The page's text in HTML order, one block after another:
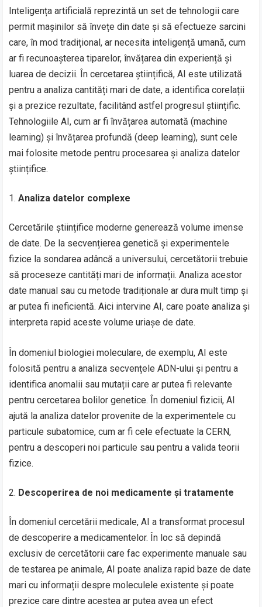
Inteligența artificială reprezintă un set de tehnologii care
permit mașinilor să învețe din date și să efectueze sarcini
care, în mod tradițional, ar necesita inteligență umană, cum
ar fi recunoașterea tiparelor, învățarea din experiență și
luarea de decizii. În cercetarea științifică, AI este utilizată
pentru a analiza cantități mari de date, a identifica corelații
și a prezice rezultate, facilitând astfel progresul științific.
Tehnologiile AI, cum ar fi învățarea automată (machine
learning) și învățarea profundă (deep learning), sunt cele
mai folosite metode pentru procesarea și analiza datelor
științifice.
Analiza datelor complexe
Cercetările științifice moderne generează volume imense
de date. De la secvențierea genetică și experimentele
fizice la sondarea adâncă a universului, cercetătorii trebuie
să proceseze cantități mari de informații. Analiza acestor
date manual sau cu metode tradiționale ar dura mult timp și
ar putea fi ineficientă. Aici intervine AI, care poate analiza și
interpreta rapid aceste volume uriașe de date.
În domeniul biologiei moleculare, de exemplu, AI este
folosită pentru a analiza secvențele ADN-ului și pentru a
identifica anomalii sau mutații care ar putea fi relevante
pentru cercetarea bolilor genetice. În domeniul fizicii, AI
ajută la analiza datelor provenite de la experimentele cu
particule subatomice, cum ar fi cele efectuate la CERN,
pentru a descoperi noi particule sau pentru a valida teorii
fizice.
Descoperirea de noi medicamente și tratamente
În domeniul cercetării medicale, AI a transformat procesul
de descoperire a medicamentelor. În loc să depindă
exclusiv de cercetătorii care fac experimente manuale sau
de testarea pe animale, AI poate analiza rapid baze de date
mari cu informații despre moleculele existente și poate
prezice care dintre acestea ar putea avea un efect